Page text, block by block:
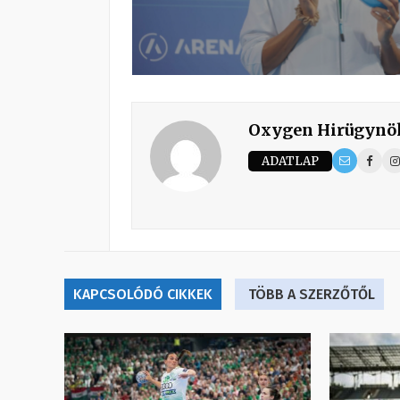
Oxygen
ADATLAP
KAPCSOLÓDÓ CIKKEK TÖBB A SZERZŐTŐL